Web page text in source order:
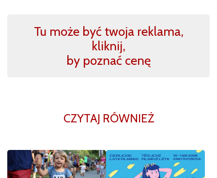
Tu może być twoja reklama,
kliknij,
by poznać cenę
CZYTAJ RÓWNIEŻ